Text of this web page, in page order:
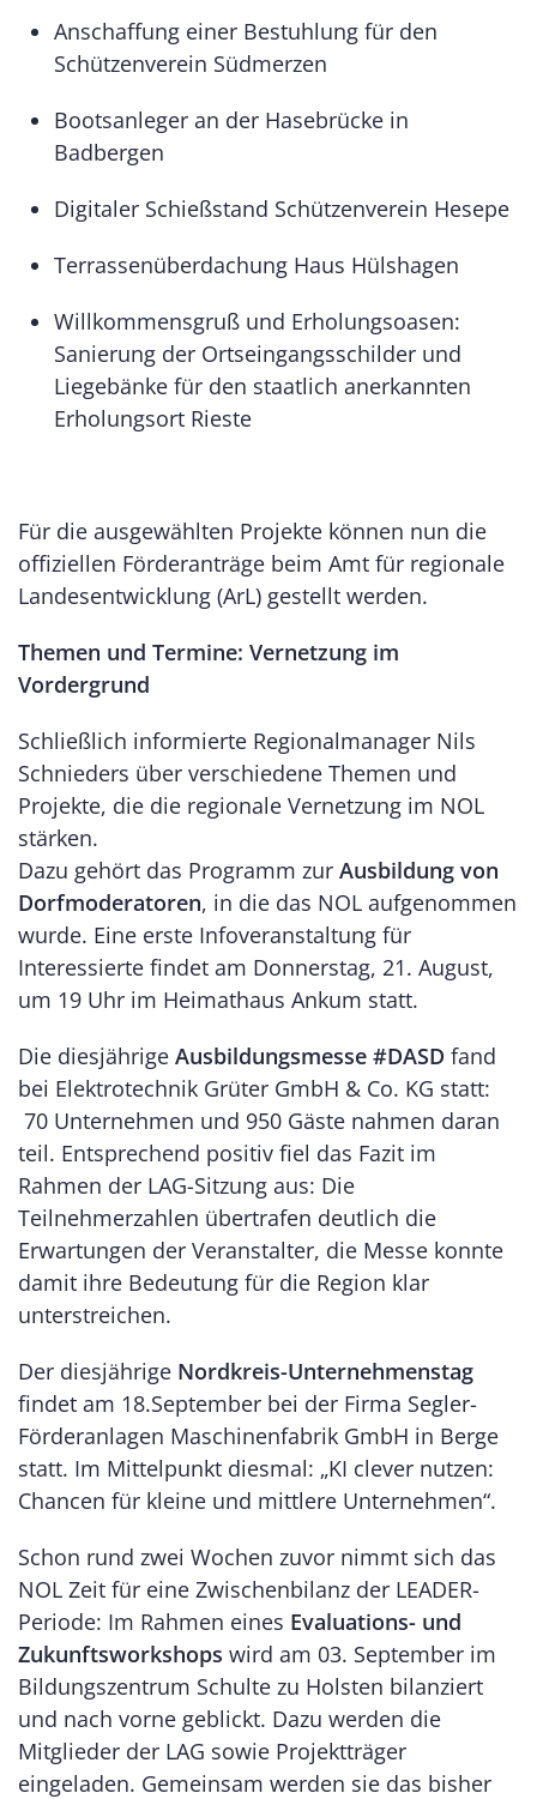
Anschaffung einer Bestuhlung für den
Schützenverein Südmerzen
Bootsanleger an der Hasebrücke in
Badbergen
Digitaler Schießstand Schützenverein Hesepe
Terrassenüberdachung Haus Hülshagen
Willkommensgruß und Erholungsoasen:
Sanierung der Ortseingangsschilder und
Liegebänke für den staatlich anerkannten
Erholungsort Rieste
Für die ausgewählten Projekte können nun die
offiziellen Förderanträge beim Amt für regionale
Landesentwicklung (ArL) gestellt werden.
Themen und Termine: Vernetzung im
Vordergrund
Schließlich informierte Regionalmanager Nils
Schnieders über verschiedene Themen und
Projekte, die die regionale Vernetzung im NOL
stärken.
Dazu gehört das Programm zur Ausbildung von
Dorfmoderatoren, in die das NOL aufgenommen
wurde. Eine erste Infoveranstaltung für
Interessierte findet am Donnerstag, 21. August,
um 19 Uhr im Heimathaus Ankum statt.
Die diesjährige Ausbildungsmesse #DASD fand
bei Elektrotechnik Grüter GmbH & Co. KG statt:
70 Unternehmen und 950 Gäste nahmen daran
teil. Entsprechend positiv fiel das Fazit im
Rahmen der LAG-Sitzung aus: Die
Teilnehmerzahlen übertrafen deutlich die
Erwartungen der Veranstalter, die Messe konnte
damit ihre Bedeutung für die Region klar
unterstreichen.
Der diesjährige Nordkreis-Unternehmenstag
findet am 18.September bei der Firma Segler-
Förderanlagen Maschinenfabrik GmbH in Berge
statt. Im Mittelpunkt diesmal: „KI clever nutzen:
Chancen für kleine und mittlere Unternehmen“.
Schon rund zwei Wochen zuvor nimmt sich das
NOL Zeit für eine Zwischenbilanz der LEADER-
Periode: Im Rahmen eines Evaluations- und
Zukunftsworkshops wird am 03. September im
Bildungszentrum Schulte zu Holsten bilanziert
und nach vorne geblickt. Dazu werden die
Mitglieder der LAG sowie Projektträger
eingeladen. Gemeinsam werden sie das bisher